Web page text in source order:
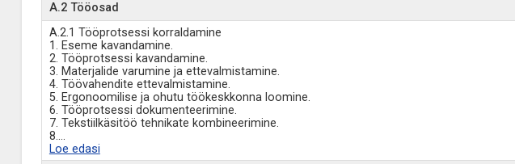
A.2 Tööosad
A.2.1 Tööprotsessi korraldamine
1. Eseme kavandamine.
2. Tööprotsessi kavandamine.
3. Materjalide varumine ja ettevalmistamine.
4. Töövahendite ettevalmistamine.
5. Ergonoomilise ja ohutu töökeskkonna loomine.
6. Tööprotsessi dokumenteerimine.
7. Tekstiilkäsitöö tehnikate kombineerimine.
8....
Loe edasi